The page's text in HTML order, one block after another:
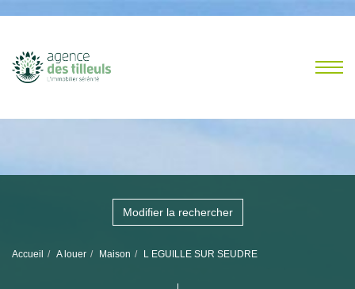
Modifier la rechercher
Accueil A louer Maison L EGUILLE SUR SEUDRE